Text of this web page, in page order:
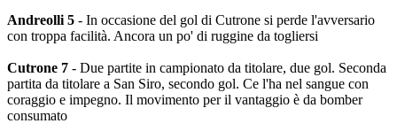
Andreolli 5 - In occasione del gol di Cutrone si perde l'avversario
con troppa facilità. Ancora un po' di ruggine da togliersi
Cutrone 7 - Due partite in campionato da titolare, due gol. Seconda
partita da titolare a San Siro, secondo gol. Ce l'ha nel sangue con
coraggio e impegno. Il movimento per il vantaggio è da bomber
consumato